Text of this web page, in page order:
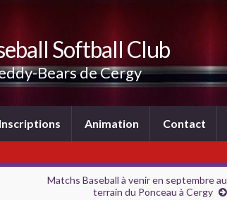
Softball Club
Bears de Cergy
Inscriptions Animation Contact
Matchs Baseball à venir en septembre au
terrain du Ponceau à Cergy